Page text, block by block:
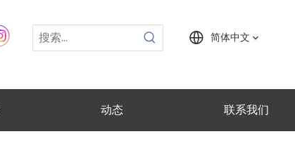
简体中文
动态 联系我们